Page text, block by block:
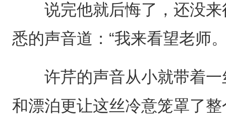
说完他就后悔了，还没来
悉的声音道：“我来看望老师
许芹的声音从小就带着一
和漂泊更让这丝冷意笼罩了